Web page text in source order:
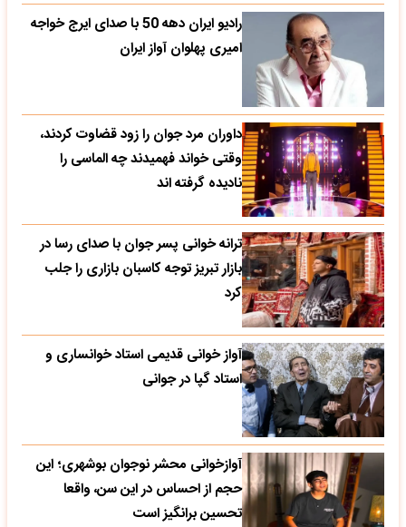
رادیو ایران دهه 50 با صدای ایرج خواجه
امیری پهلوان آواز ایران
داوران مرد جوان را زود قضاوت کردند،
وقتی خواند فهمیدند چه الماسی را
نادیده گرفته اند
ترانه خوانی پسر جوان با صدای رسا در
بازار تبریز توجه کاسبان بازاری را جلب
کرد
آواز خوانی قدیمی استاد خوانساری و
استاد گپا در جوانی
آوازخوانی محشر نوجوان بوشهری؛ این
حجم از احساس در این سن، واقعا
تحسین‌ برانگیز است